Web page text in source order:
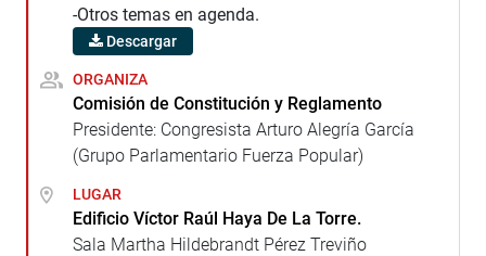
-Otros temas en agenda.
Descargar
ORGANIZA
Comisión de Constitución y Reglamento
Presidente: Congresista Arturo Alegría García
(Grupo Parlamentario Fuerza Popular)
LUGAR
Edificio Víctor Raúl Haya De La Torre.
Sala Martha Hildebrandt Pérez Treviño